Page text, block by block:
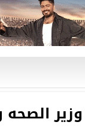
الصحه